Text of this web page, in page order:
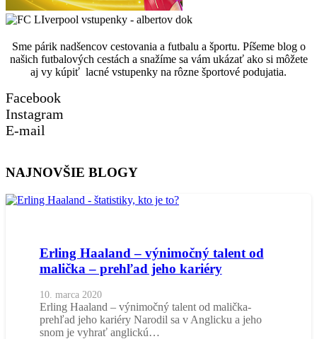
Sme párik nadšencov cestovania a futbalu a športu. Píšeme blog o
našich futbalových cestách a snažíme sa vám ukázať ako si môžete
aj vy kúpiť lacné vstupenky na rôzne športové podujatia.
Facebook
Instagram
E-mail
NAJNOVŠIE BLOGY
Erling Haaland – výnimočný talent od
malička – prehľad jeho kariéry
10. marca 2020
Erling Haaland – výnimočný talent od malička-
prehľad jeho kariéry Narodil sa v Anglicku a jeho
snom je vyhrať anglickú…